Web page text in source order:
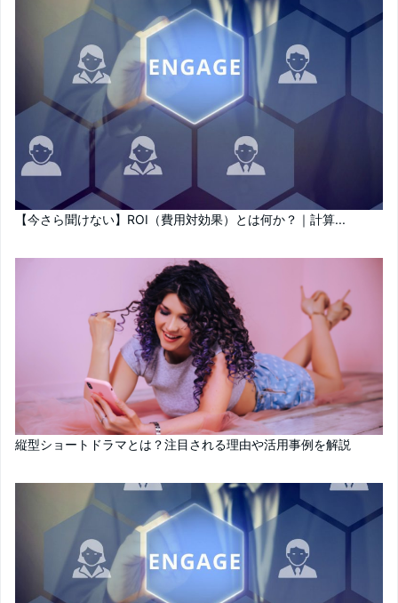
【今さら聞けない】ROI（費用対効果）とは何か？｜計算...
縦型ショートドラマとは？注目される理由や活用事例を解説